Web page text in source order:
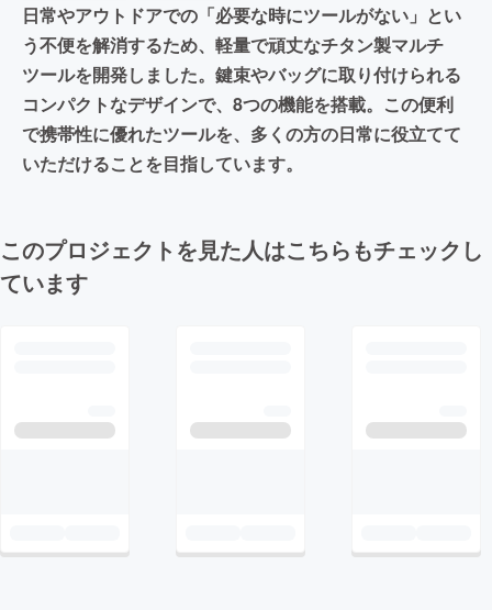
日常やアウトドアでの「必要な時にツールがない」とい
う不便を解消するため、軽量で頑丈なチタン製マルチ
ツールを開発しました。鍵束やバッグに取り付けられる
コンパクトなデザインで、8つの機能を搭載。この便利
で携帯性に優れたツールを、多くの方の日常に役立てて
いただけることを目指しています。
このプロジェクトを見た人はこちらもチェックし
ています